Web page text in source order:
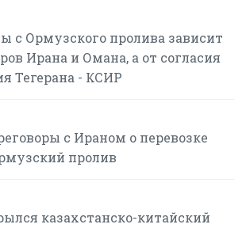
с Ормузского пролива зависит
Ирана и Омана, а от согласия
Тегерана - КСИР
с Ираном о перевозке
пролив
казахстанско-китайский